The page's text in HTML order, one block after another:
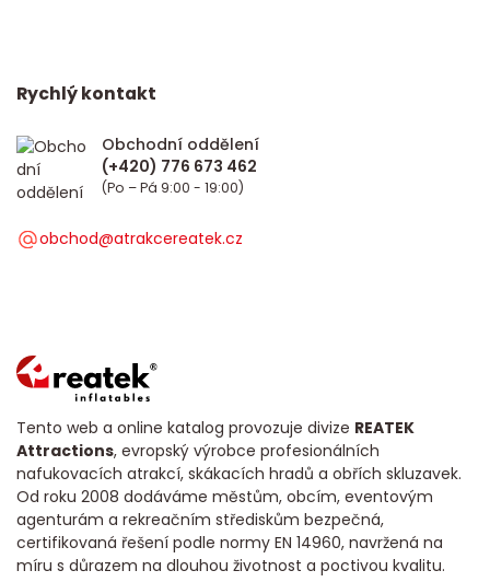
Tento web a online katalog provozuje divize REATEK
Attractions, evropský výrobce profesionálních
nafukovacích atrakcí, skákacích hradů a obřích skluzavek.
Od roku 2008 dodáváme městům, obcím, eventovým
agenturám a rekreačním střediskům bezpečná,
certifikovaná řešení podle normy EN 14960, navržená na
míru s důrazem na dlouhou životnost a poctivou kvalitu.
Rychlý kontakt
Obchodní oddělení
(Po – Pá 9:00 - 19:00)
obchod@atrakcereatek.cz